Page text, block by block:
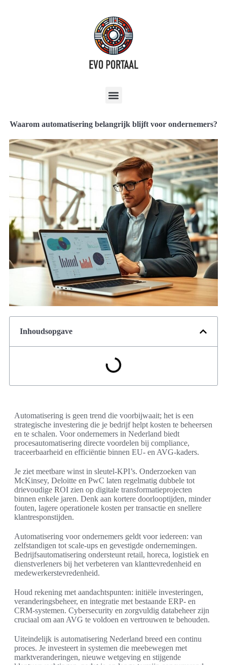
Waarom automatisering belangrijk blijft voor ondernemers?
Inhoudsopgave
Automatisering is geen trend die voorbijwaait; het is een
strategische investering die je bedrijf helpt kosten te beheersen
en te schalen. Voor ondernemers in Nederland biedt
procesautomatisering directe voordelen bij compliance,
traceerbaarheid en efficiëntie binnen EU- en AVG-kaders.
Je ziet meetbare winst in sleutel-KPI’s. Onderzoeken van
McKinsey, Deloitte en PwC laten regelmatig dubbele tot
drievoudige ROI zien op digitale transformatieprojecten
binnen enkele jaren. Denk aan kortere doorlooptijden, minder
fouten, lagere operationele kosten per transactie en snellere
klantresponstijden.
Automatisering voor ondernemers geldt voor iedereen: van
zelfstandigen tot scale-ups en gevestigde ondernemingen.
Bedrijfsautomatisering ondersteunt retail, horeca, logistiek en
dienstverleners bij het verbeteren van klanttevredenheid en
medewerkerstevredenheid.
Houd rekening met aandachtspunten: initiële investeringen,
veranderingsbeheer, en integratie met bestaande ERP- en
CRM-systemen. Cybersecurity en zorgvuldig databeheer zijn
cruciaal om aan AVG te voldoen en vertrouwen te behouden.
Uiteindelijk is automatisering Nederland breed een continu
proces. Je investeert in systemen die meebewegen met
marktveranderingen, nieuwe wetgeving en stijgende